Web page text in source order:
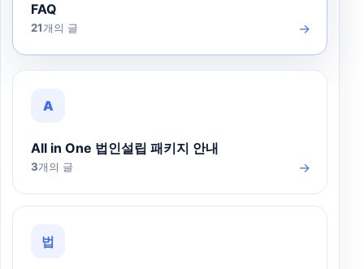
FAQ
21개의 글 →
A
All in One 법인설립 패키지 안내
3개의 글 →
법